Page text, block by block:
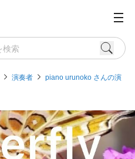
演奏者
piano urunoko さんの演